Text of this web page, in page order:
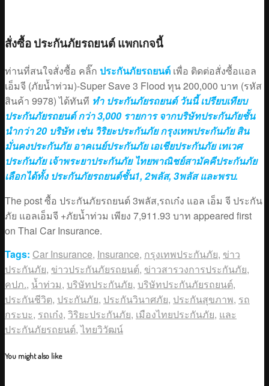
สั่งซื้อ ประกันภัยรถยนต์ แพกเกจนี้
ท่านที่สนใจสั่งซื้อ คลิ๊ก ประกันภัยรถยนต์ เพื่อ ติดต่อสั่งซื้อแอล
เอ็มจี (ภัยน้ำท่วม)-Super Save 3 Flood ทุน 200,000 บาท (รหัส
สินค้า 9978) ได้ทันที ทำ ประกันภัยรถยนต์ วันนี้ เปรียบเทียบ
ประกันภัยรถยนต์ กว่า 3,000 รายการ จากบริษัทประกันภัยชั้น
นำกว่า 20 บริษัท เช่น วิริยะประกันภัย กรุงเทพประกันภัย สิน
มั่นคงประกันภัย อาคเนย์ประกันภัย เอเชียประกันภัย เทเวศ
ประกันภัย เจ้าพระยาประกันภัย ไทยพาณิชย์สามัคคีประกันภัย
เลือกได้ทั้ง ประกันภัยรถยนต์ชั้น1, 2พลัส, 3พลัส และพรบ.
The post ซื้อ ประกันภัยรถยนต์ 3พลัส,รถเก๋ง แอล เอ็ม จี ประกัน
ภัย แอลเอ็มจี +ภัยน้ำท่วม เพียง 7,911.93 บาท appeared first
on Thai Car Insurance.
Tags: Car Insurance, Insurance, กรุงเทพประกันภัย, ข่าว
ประกันภัย, ข่าวประกันภัยรถยนต์, ข่าวสารวงการประกันภัย,
คปภ., น้ำท่วม, บริษัทประกันภัย, บริษัทประกันภัยรถยนต์,
ประกันชีวิต, ประกันภัย, ประกันวินาศภัย, ประกันสุขภาพ, รถ
กระบะ, รถเก๋ง, วิริยะประกันภัย, เมืองไทยประกันภัย, และ
ประกันภัยรถยนต์,ไทยวิวัฒน์
You might also like